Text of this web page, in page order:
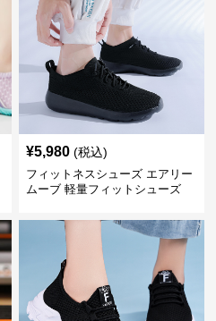
¥5,980 (税込)
フィットネスシューズ エアリー
ムーブ 軽量フィットシューズ